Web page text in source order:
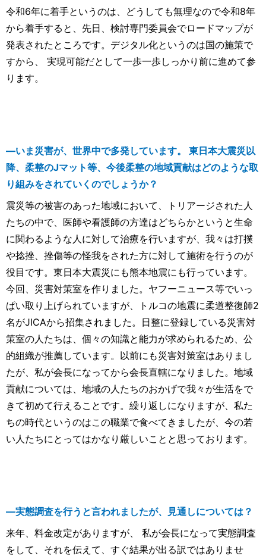
令和6年に着手というのは、どうしても無理なので令和8年
から着手すると、先日、検討専門委員会でロードマップが
発表されたところです。デジタル化というのは国の施策で
すから、 実現可能だとして一歩一歩しっかり前に進めて参
ります。
―いま災害が、世界中で多発しています。 東日本大震災以
降、柔整のJマット等、今後柔整の地域貢献はどのような取
り組みをされていくのでしょうか？
震災等の被害のあった地域において、トリアージされた人
たちの中で、医師や看護師の方達はどちらかというと生命
に関わるような人に対して治療を行いますが、我々は打撲
や捻挫、挫傷等の怪我をされた方に対して施術を行うのが
役目です。東日本大震災にも熊本地震にも行っています。
今回、災害対策室を作りました。ヤフーニュース等でいっ
ぱい取り上げられていますが、トルコの地震に柔道整復師2
名がJICAから招集されました。日整に登録している災害対
策室の人たちは、個々の知識と能力が求められるため、公
的組織が推薦しています。以前にも災害対策室はありまし
たが、私が会長になってから会長直轄になりました。地域
貢献については、地域の人たちのおかげで我々が生活をで
きて初めて行えることです。繰り返しになりますが、私た
ちの時代というのはこの職業で食べてきましたが、今の若
い人たちにとってはかなり厳しいことと思っております。
―実態調査を行うと言われましたが、見通しについては？
来年、料金改定がありますが、 私が会長になって実態調査
をして、それを伝えて、すぐ結果が出る訳ではありませ